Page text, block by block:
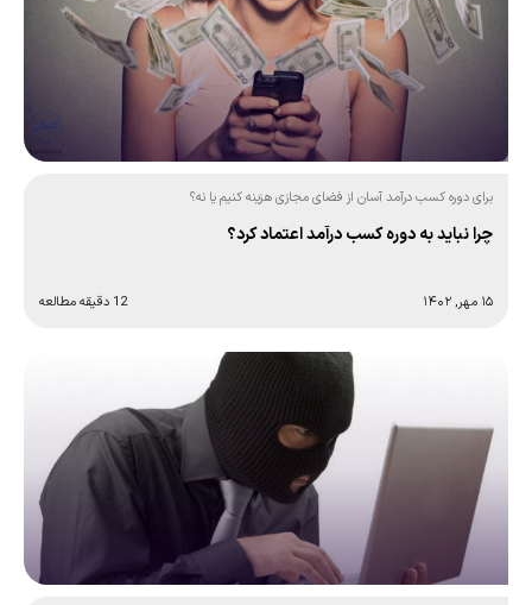
برای دوره کسب درآمد آسان از فضای مجازی هزینه کنیم یا نه؟
چرا نباید به دوره کسب درآمد اعتماد کرد؟
۱۵ مهر, ۱۴۰۲ 12 دقیقه مطالعه